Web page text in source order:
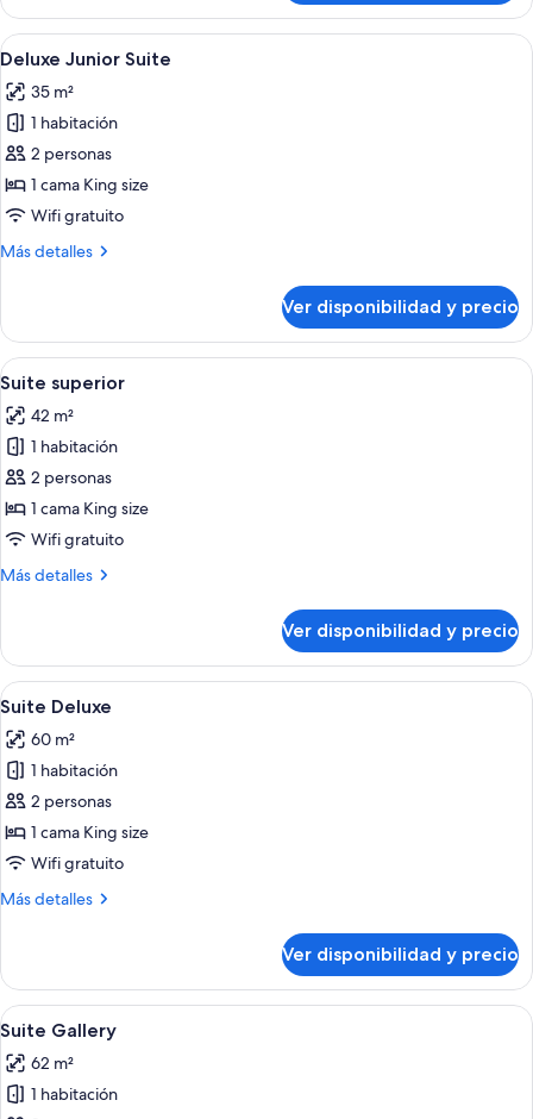
junior
Ver
todas
las
fotos
de
Deluxe
Junior
Un dormitorio con cama, mesitas de
5
Deluxe Junior Suite
35 m²
1 habitación
2 personas
1 cama King size
Wifi gratuito
Más detalles
Más
Junior
Suite
Ver disponibilidad y precio
Ver
todas
las
fotos
de
Suite
superior
Un dormitorio moderno con una
4
Suite superior
42 m²
1 habitación
2 personas
1 cama King size
Wifi gratuito
Más detalles
Más
superior
Ver disponibilidad y precio
Ver
todas
las
fotos
de
Suite
Deluxe
Un dormitorio moderno con una
5
Suite Deluxe
60 m²
1 habitación
2 personas
1 cama King size
Wifi gratuito
Más detalles
Más
Deluxe
Ver disponibilidad y precio
Ver
todas
las
fotos
Un dormitorio con techo inclinado,
7
Suite Gallery
62 m²
1 habitación